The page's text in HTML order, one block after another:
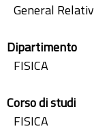
General
Dipartimento
FISICA
Corso di studi
FISICA